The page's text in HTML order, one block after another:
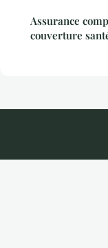
Assurance
couverture